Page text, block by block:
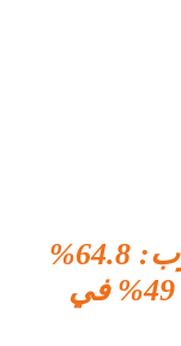
نتائج البكالوريا 2026 بالمغرب: 64.8%
نسبة النجاح وارتفاع بنسبة 49% في